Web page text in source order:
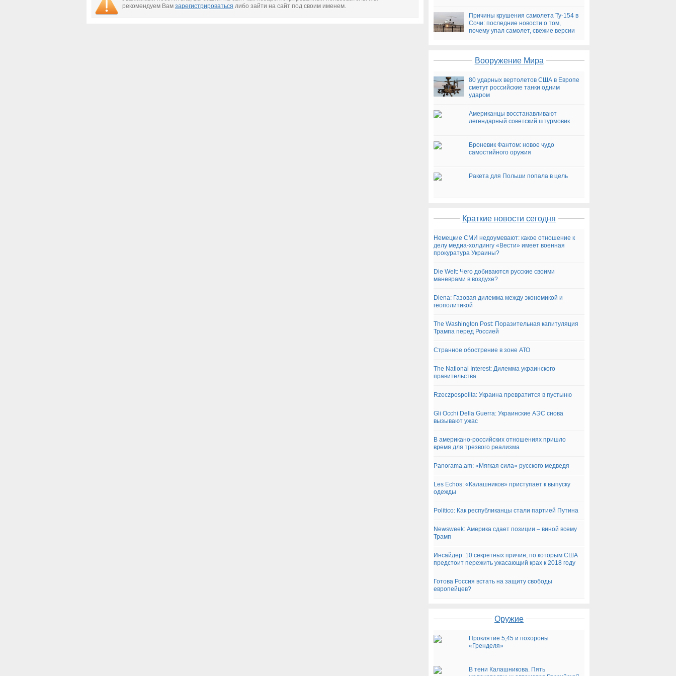
крушения, что нового
на сегодня
рекомендуем Вам зарегистрироваться либо зайти на сайт под своим именем.
Причины крушения самолета Ту-154 в
Сочи: последние новости о том,
почему упал самолет, свежие версии
Вооружение Мира
80 ударных вертолетов США в Европе
сметут российские танки одним
ударом
Американцы восстанавливают
легендарный советский штурмовик
Броневик Фантом: новое чудо
самостийного оружия
Ракета для Польши попала в цель
Краткие новости сегодня
Немецкие СМИ недоумевают: какое отношение к
делу медиа-холдингу «Вести» имеет военная
прокуратура Украины?
Die Welt: Чего добиваются русские своими
маневрами в воздухе?
Diena: Газовая дилемма между экономикой и
геополитикой
The Washington Post: Поразительная капитуляция
Трампа перед Россией
Странное обострение в зоне АТО
The National Interest: Дилемма украинского
правительства
Rzeczpospolita: Украина превратится в пустыню
Gli Occhi Della Guerra: Украинские АЭС снова
вызывают ужас
В американо-российских отношениях пришло
время для трезвого реализма
Panorama.am: «Мягкая сила» русского медведя
Les Echos: «Калашников» приступает к выпуску
одежды
Politico: Как республиканцы стали партией Путина
Newsweek: Америка сдает позиции – виной всему
Трамп
Инсайдер: 10 секретных причин, по которым США
предстоит пережить ужасающий крах к 2018 году
Готова Россия встать на защиту свободы
европейцев?
Оружие
Проклятие 5,45 и похороны
«Гренделя»
В тени Калашникова. Пять